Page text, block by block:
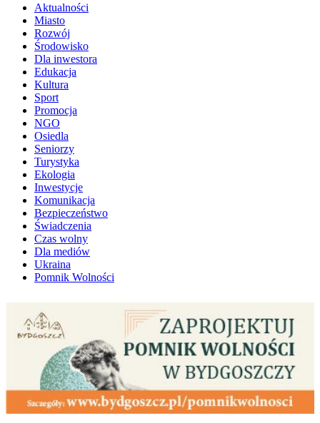
Aktualności
Miasto
Rozwój
Środowisko
Dla inwestora
Edukacja
Kultura
Sport
Promocja
NGO
Osiedla
Seniorzy
Turystyka
Ekologia
Inwestycje
Komunikacja
Bezpieczeństwo
Świadczenia
Czas wolny
Dla mediów
Ukraina
Pomnik Wolności